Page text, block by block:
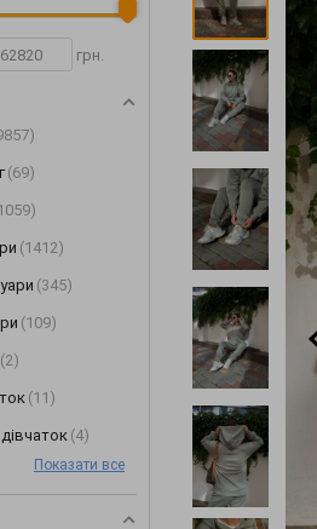
грн.
(69)
(1412)
(345)
(109)
(2)
(11)
(4)
Показати все